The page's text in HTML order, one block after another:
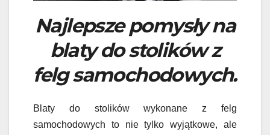
Najlepsze pomysły na
blaty do stolików z
felg samochodowych.
Blaty do stolików wykonane z felg
samochodowych to nie tylko wyjątkowe, ale